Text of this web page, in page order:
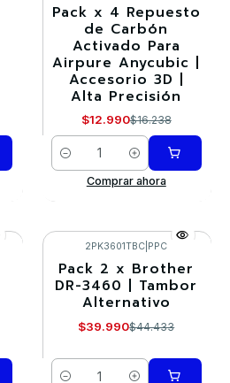
-20%
Pack x 4 Repuesto
de Carbón
Activado Para
Airpure Anycubic |
Accesorio 3D |
Alta Precisión
$12.990$16.238
Cantidad
Comprar ahora
-10%
2PK3601TBC PPC
Pack 2 x Brother
DR-3460 | Tambor
Alternativo
$39.990$44.433